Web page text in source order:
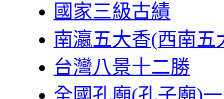
國家三級古績
南瀛五大香(西南五
台灣八景十二勝
全國孔廟(孔子廟)